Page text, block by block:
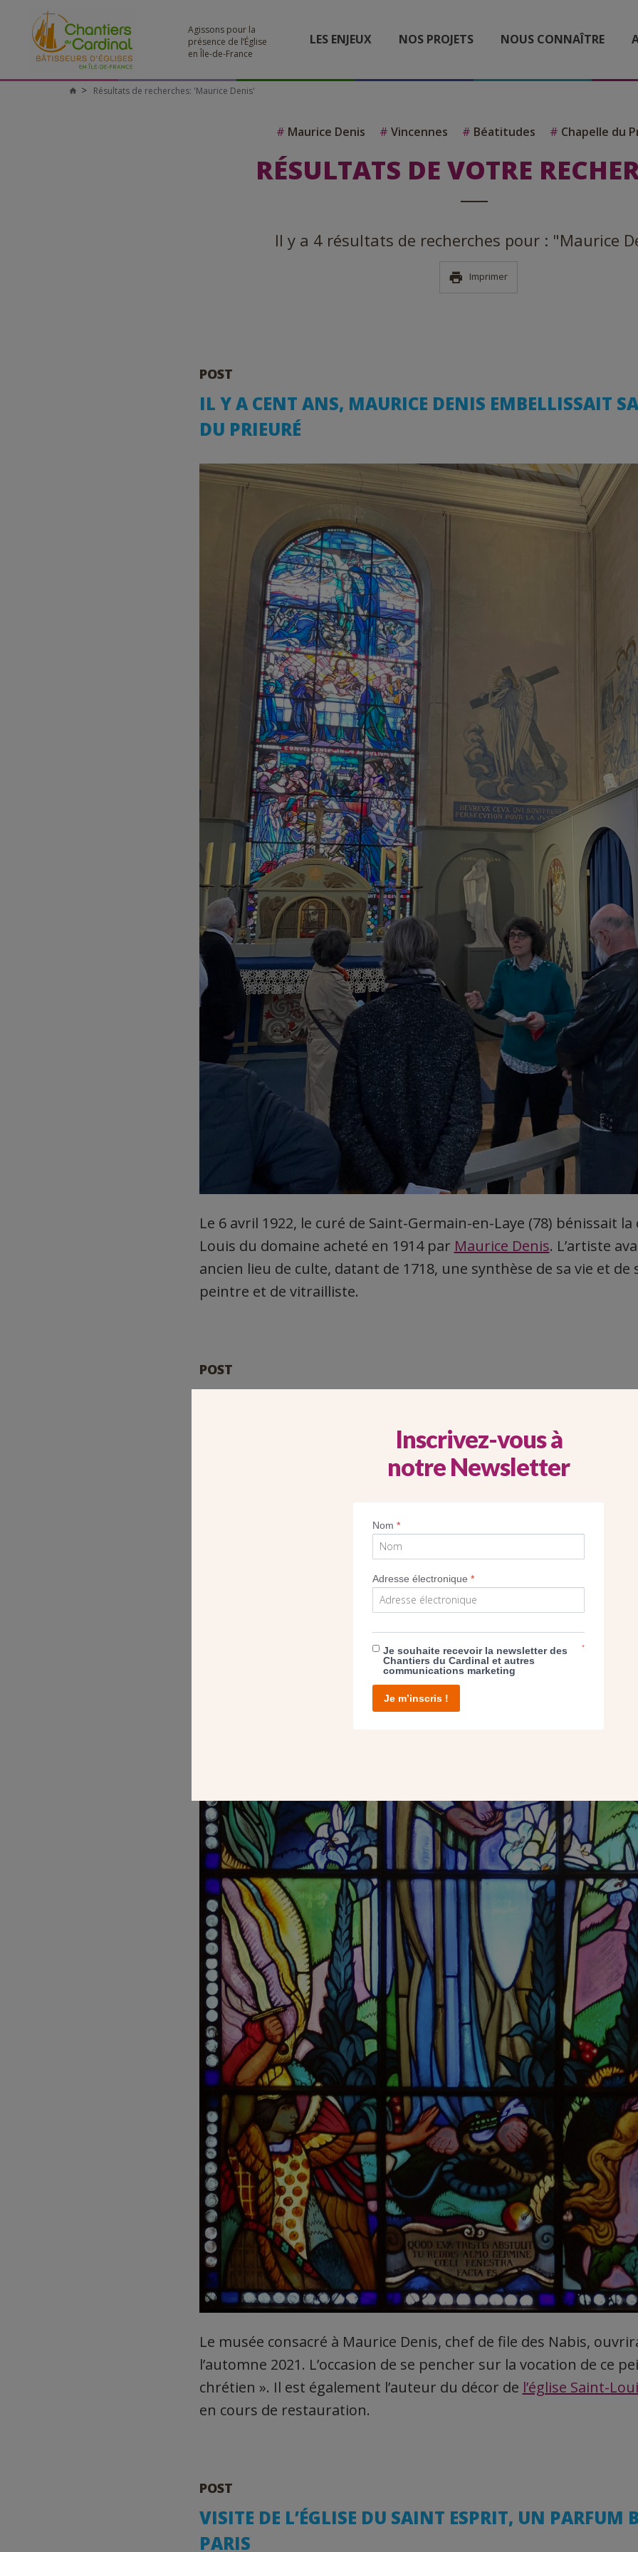
Agissons pour la
présence de l’Église
en Île-de-France
LES ENJEUX NOS PROJETS NOUS CONNAÎTRE
Chantiers
Résultats de recherches: 'Maurice Denis'
# Maurice Denis # Vincennes # Béatitudes # Chapelle du
RÉSULTATS DE VOTRE
Il y a 4 résultats de recherches pour : "Maurice
Imprimer
POST
IL Y A CENT ANS, MAURICE DENIS EMBELLISSAIT
DU PRIEURÉ
Le 6 avril 1922, le curé de Saint-Germain-en-Laye (78) bénissait
Louis du domaine acheté en 1914 par Maurice Denis. L’artiste
ancien lieu de culte, datant de 1718, une synthèse de sa vie et
peintre et de vitrailliste.
POST
Le musée consacré à Maurice Denis, chef de file des Nabis,
l’automne 2021. L’occasion de se pencher sur la vocation de ce
chrétien ». Il est également l’auteur du décor de l’église Saint-
en cours de restauration.
POST
VISITE DE L’ÉGLISE DU SAINT ESPRIT, UN PARFUM
PARIS
Inscrivez-vous à
notre Newsletter
Nom*
Adresse électronique*
Je souhaite recevoir la newsletter des
Chantiers du Cardinal et autres
communications marketing
*
Je m’inscris !